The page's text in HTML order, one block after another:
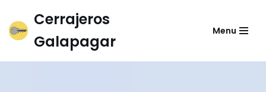
Saltar
contenido
Cerrajeros
Galapagar
Menu